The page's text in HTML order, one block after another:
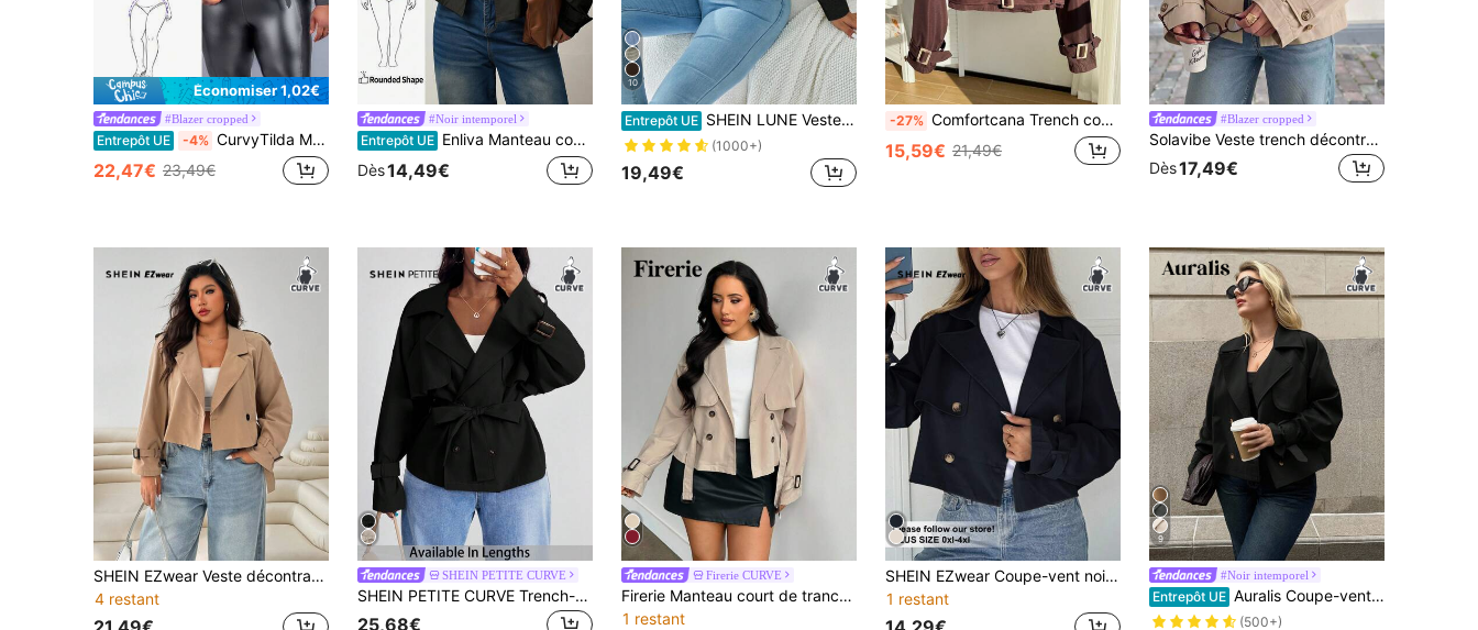
Économiser 1,02€
#Blazer cropped
Entrepôt UE -4% CurvyTilda Manteau trench court style vintage noir grande taille avec col
22,47€ 23,49€
#Noir intemporel
Entrepôt UE Enliva Manteau coupe-vent trench court classique simple et polyvalent, ample et confortable pour un usage quotidien, style décontracté pour femmes grandes tailles, pour morphologie pomme et ronde, manteau de style simple pour le printemps
Dès14,49€
10
Entrepôt UE SHEIN LUNE Veste décontractée simple à boutons devant et fausse poche, couleur unie, pour les grandes tailles. Idéale pour les vacances, l'hiver, l'automne
(1000+)
19,49€
-27% Comfortcana Trench court grande taille en couleur unie rétro avec col cranté
15,59€ 21,49€
#Blazer cropped
Solavibe Veste trench décontractée à double boutonnage, manches longues raglan, couleur unie, pour femmes grande taille
Dès17,49€
SHEIN EZwear Veste décontractée à manches longues ample à double boutonnage pour femmes, style court, couleur unie
4 restant
SHEIN PETITE CURVE
SHEIN PETITE CURVE Trench-coat élégant pour femmes grandes tailles avec boutons, ceinture à nouer et boucle métallique
25,68€
Firerie CURVE
Firerie Manteau court de tranchée pour femmes grandes tailles, avec col montant, ceinture et poches, de couleur kaki
1 restant
SHEIN EZwear Coupe-vent noir décontracté à col cranté et double boutonnage, grande taille, automne
1 restant
9
#Noir intemporel
Entrepôt UE Auralis Coupe-vent court en trench classique kaki, style simple et décontracté, ample et confortable, polyvalent pour le quotidien. Manteau de printemps pour femmes en grande taille
(500+)